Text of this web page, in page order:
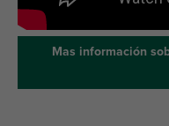
Mas información